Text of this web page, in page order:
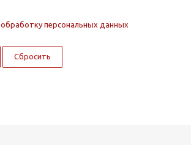
обработку персональных данных
Сбросить